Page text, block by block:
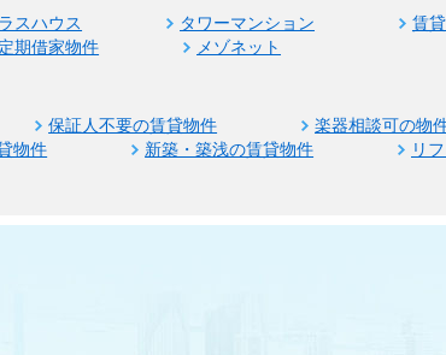
スハウス タワーマンション 賃
定期借家物件 メゾネット
保証人不要の賃貸物件 楽器相談可の物
物件
新築・築浅の賃貸物件 リ